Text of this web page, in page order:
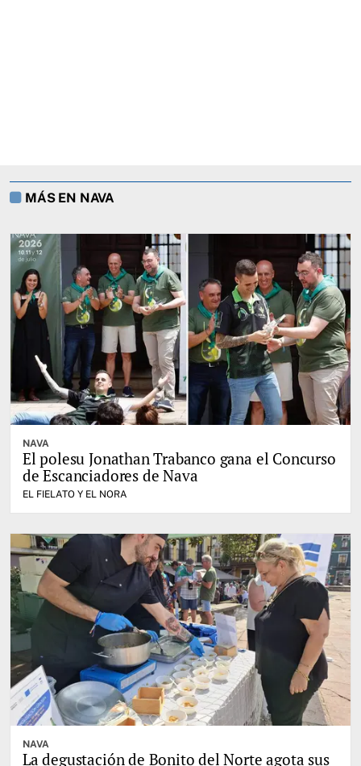
MÁS EN NAVA
NAVA
El polesu Jonathan Trabanco gana el Concurso
de Escanciadores de Nava
EL FIELATO Y EL NORA
NAVA
La degustación de Bonito del Norte agota sus